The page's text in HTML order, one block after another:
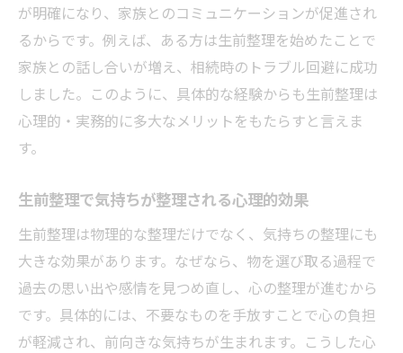
生前整理で思い出の品を見極める実践方法
生前整理の進め方を段階的に理解する重要
性
生前整理業者の選び方と無料相談の活用法
生前整理で身の回りをスッキリ整えるコツ
生前整理の基本と進め方の押さえるべきポ
イント
生前整理を始める前に知っておきたい注意
点
生前整理で大切なことは何かを再確認しよ
う
が明確になり、家族とのコミュニケーションが促進され
るからです。例えば、ある方は生前整理を始めたことで
家族との話し合いが増え、相続時のトラブル回避に成功
しました。このように、具体的な経験からも生前整理は
心理的・実務的に多大なメリットをもたらすと言えま
す。
生前整理で気持ちが整理される心理的効果
生前整理は物理的な整理だけでなく、気持ちの整理にも
大きな効果があります。なぜなら、物を選び取る過程で
過去の思い出や感情を見つめ直し、心の整理が進むから
です。具体的には、不要なものを手放すことで心の負担
が軽減され、前向きな気持ちが生まれます。こうした心